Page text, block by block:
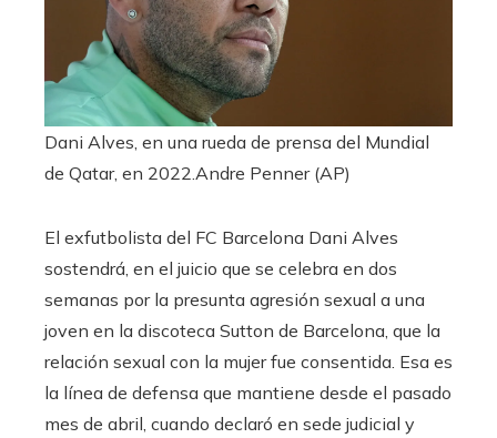
Dani Alves, en una rueda de prensa del Mundial
de Qatar, en 2022. Andre Penner (AP)
El exfutbolista del FC Barcelona Dani Alves
sostendrá, en el juicio que se celebra en dos
semanas por la presunta agresión sexual a una
joven en la discoteca Sutton de Barcelona, que la
relación sexual con la mujer fue consentida. Esa es
la línea de defensa que mantiene desde el pasado
mes de abril, cuando declaró en sede judicial y